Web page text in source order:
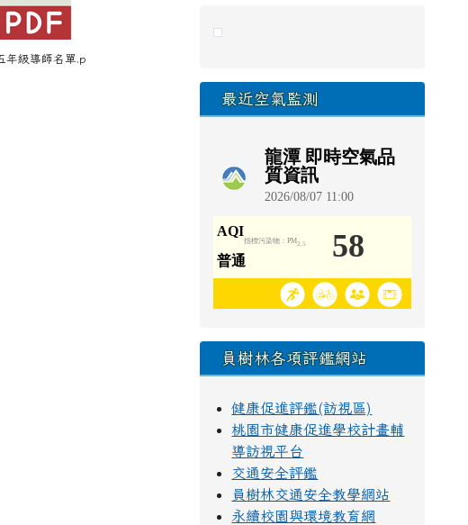
年級導師名單.p
最近空氣監測
員樹林各項評鑑網站
健康促進評鑑(訪視區)
桃園市健康促進學校計畫輔
導訪視平台
交通安全評鑑
員樹林交通安全教學網站
永續校園與環境教育網